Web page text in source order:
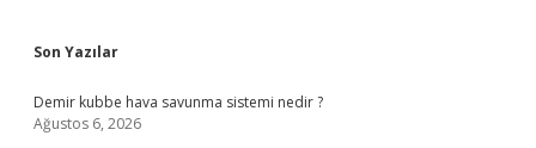
Sidebar
Son Yazılar
Demir kubbe hava savunma sistemi nedir ?
Ağustos 6, 2026